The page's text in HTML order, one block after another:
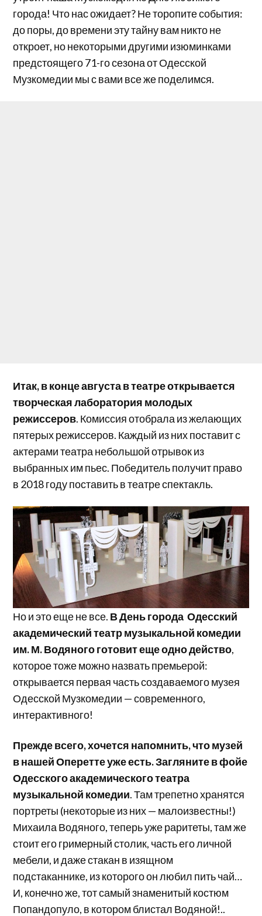
города! Что нас ожидает? Не торопите события:
до поры, до времени эту тайну вам никто не
откроет, но некоторыми другими изюминками
предстоящего 71-го сезона от Одесской
Музкомедии мы с вами все же поделимся.
Итак, в конце августа в театре открывается
творческая лаборатория молодых
режиссеров. Комиссия отобрала из желающих
пятерых режиссеров. Каждый из них поставит с
актерами театра небольшой отрывок из
выбранных им пьес. Победитель получит право
в 2018 году поставить в театре спектакль.
Но и это еще не все. В День города Одесский
академический театр музыкальной комедии
им. М. Водяного готовит еще одно действо,
которое тоже можно назвать премьерой:
открывается первая часть создаваемого музея
Одесской Музкомедии — современного,
интерактивного!
Прежде всего, хочется напомнить, что музей
в нашей Оперетте уже есть. Загляните в фойе
Одесского академического театра
музыкальной комедии. Там трепетно хранятся
портреты (некоторые из них — малоизвестны!)
Михаила Водяного, теперь уже раритеты, там же
стоит его гримерный столик, часть его личной
мебели, и даже стакан в изящном
подстаканнике, из которого он любил пить чай…
И, конечно же, тот самый знаменитый костюм
Попандопуло, в котором блистал Водяной!..